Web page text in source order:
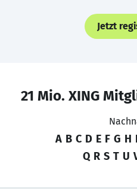
Jetzt
21 Mio. XING
A B C D E F G H
Q R S T U